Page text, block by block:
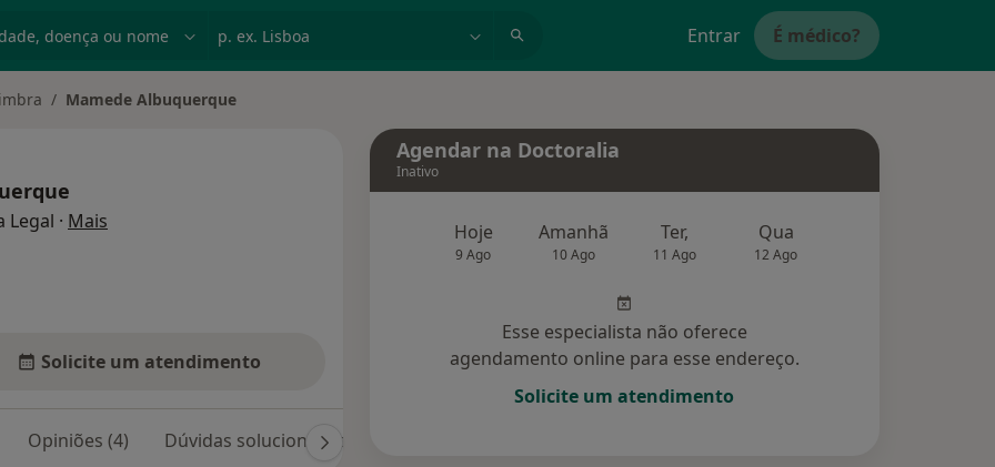
Entrar É médico?
Mamede Albuquerque
Legal · Mais
Solicite um atendimento
Opiniões (4) Dúvidas solucionadas (46)
Agendar na Doctoralia
Inativo
Hoje
9 Ago
Amanhã
10 Ago
Ter,
11 Ago
Qua
12 Ago
Esse especialista não oferece
agendamento online para esse endereço.
Solicite um atendimento